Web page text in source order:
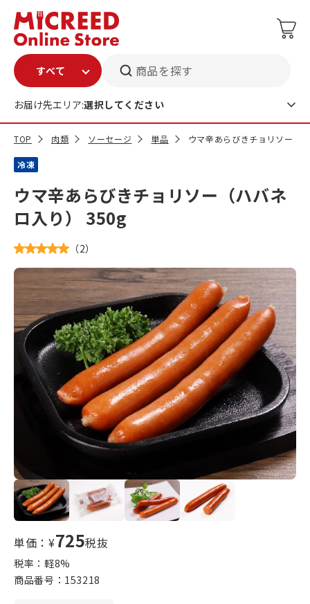
商品を探す
お届け先エリア:選択してください
TOP 肉類 ソーセージ 単品 ウマ辛あらびきチョリソー（
冷凍
ウマ辛あらびきチョリソー（ハバネ
ロ入り） 350g
（2）
単価：¥725税抜
税率：軽8%
商品番号： 153218